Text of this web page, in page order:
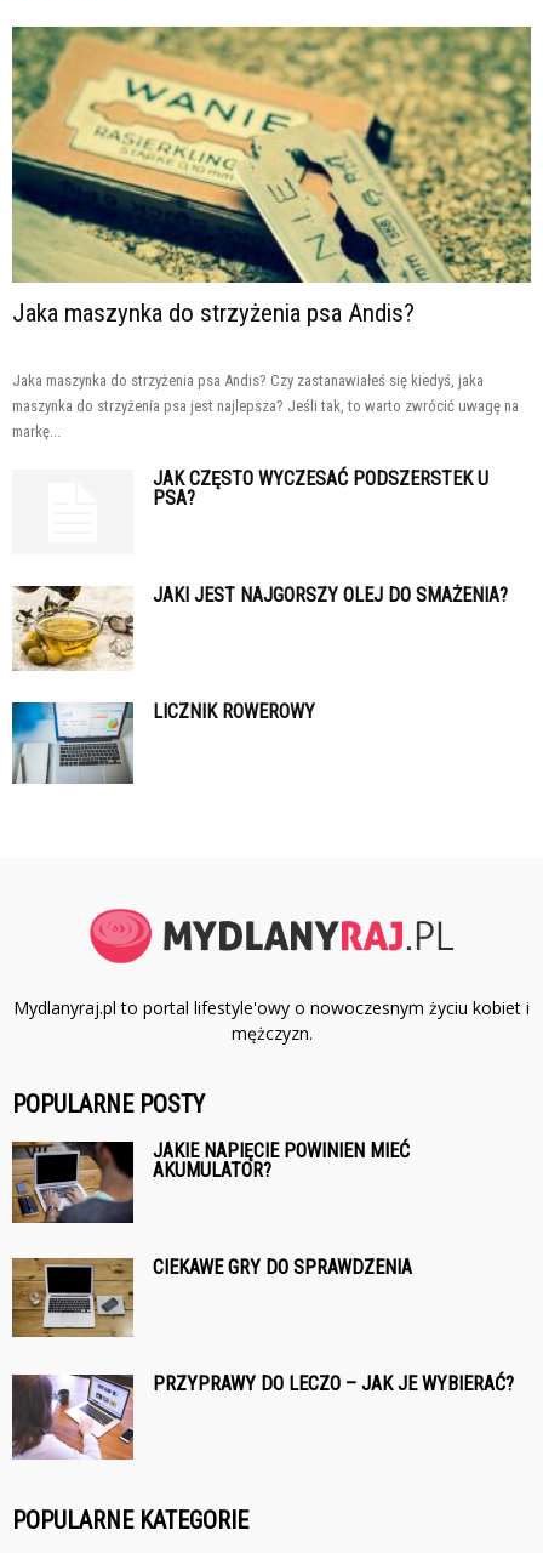
Jaka maszynka do strzyżenia psa Andis?
Jaka maszynka do strzyżenia psa Andis? Czy zastanawiałeś się kiedyś, jaka
maszynka do strzyżenia psa jest najlepsza? Jeśli tak, to warto zwrócić uwagę na
markę...
JAK CZĘSTO WYCZESAĆ PODSZERSTEK U
PSA?
JAKI JEST NAJGORSZY OLEJ DO SMAŻENIA?
LICZNIK ROWEROWY
Mydlanyraj.pl to portal lifestyle'owy o nowoczesnym życiu kobiet i
mężczyzn.
POPULARNE POSTY
JAKIE NAPIĘCIE POWINIEN MIEĆ
AKUMULATOR?
CIEKAWE GRY DO SPRAWDZENIA
PRZYPRAWY DO LECZO – JAK JE WYBIERAĆ?
POPULARNE KATEGORIE